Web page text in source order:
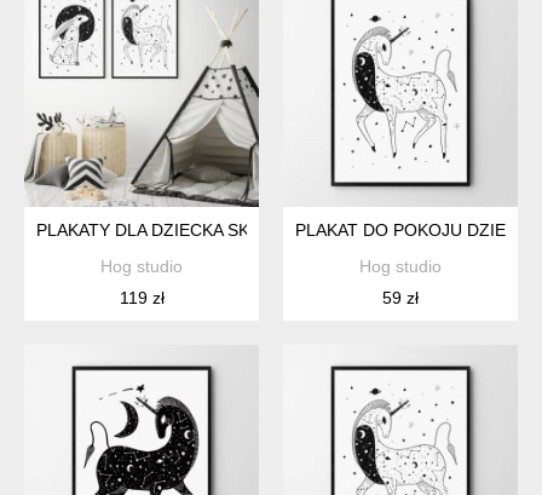
PLAKATY DLA DZIECKA SKANDYNAWSKI ZESTAW 2
Hog studio
119 zł
PLAKAT DO POKOJU
Hog studio
59 zł